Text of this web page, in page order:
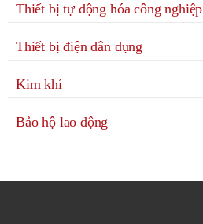
Thiết bị tự động hóa công nghiệp
Thiết bị điện dân dụng
Kim khí
Bảo hộ lao động